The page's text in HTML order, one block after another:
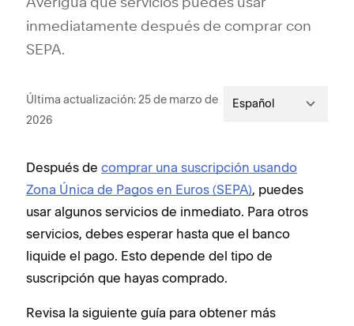
Averigua qué servicios puedes usar
inmediatamente después de comprar con
SEPA.
Última actualización: 25 de marzo de
2026
Español
Después de comprar una suscripción usando
Zona Única de Pagos en Euros (SEPA), puedes
usar algunos servicios de inmediato. Para otros
servicios, debes esperar hasta que el banco
liquide el pago. Esto depende del tipo de
suscripción que hayas comprado.
Revisa la siguiente guía para obtener más